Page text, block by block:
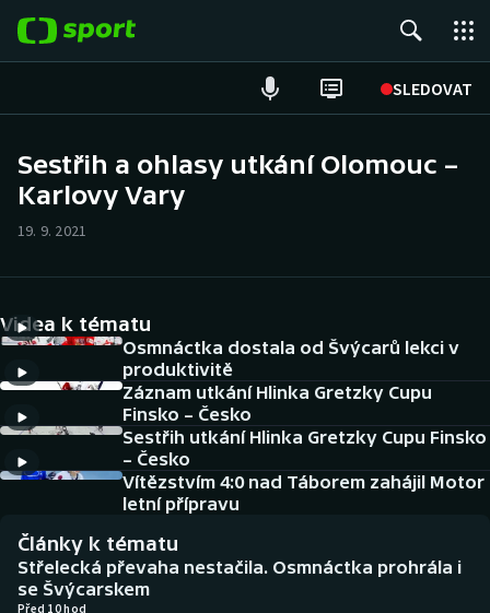
SLEDOVAT
Hokej
Cyklistika
DALŠÍ SPORTY
Americký fotbal
Baseball a softbal
Basketbal
NEPŘEHLÉDNĚTE
Historické návraty
Sestřih a ohlasy utkání Olomouc –
Karlovy Vary
19. 9. 2021
Videa k tématu
Osmnáctka dostala od Švýcarů lekci v
produktivitě
Záznam utkání Hlinka Gretzky Cupu
Finsko – Česko
Sestřih utkání Hlinka Gretzky Cupu Finsko
– Česko
Vítězstvím 4:0 nad Táborem zahájil Motor
letní přípravu
Články k tématu
Střelecká převaha nestačila. Osmnáctka prohrála i
se Švýcarskem
Před 10 hod